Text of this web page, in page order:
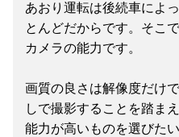
あおり運転は後続車によ
とんどだからです。そこ
カメラの能力です。
画質の良さは解像度だけ
しで撮影することを踏ま
能力が高いものを選びたい